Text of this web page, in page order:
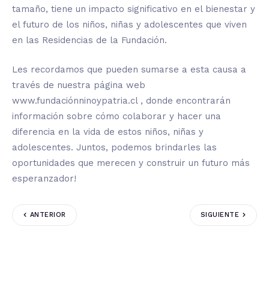
tamaño, tiene un impacto significativo en el bienestar y
el futuro de los niños, niñas y adolescentes que viven
en las Residencias de la Fundación.
Les recordamos que pueden sumarse a esta causa a
través de nuestra página web
www.fundaciónninoypatria.cl , donde encontrarán
información sobre cómo colaborar y hacer una
diferencia en la vida de estos niños, niñas y
adolescentes. Juntos, podemos brindarles las
oportunidades que merecen y construir un futuro más
esperanzador!
ANTERIOR SIGUIENTE